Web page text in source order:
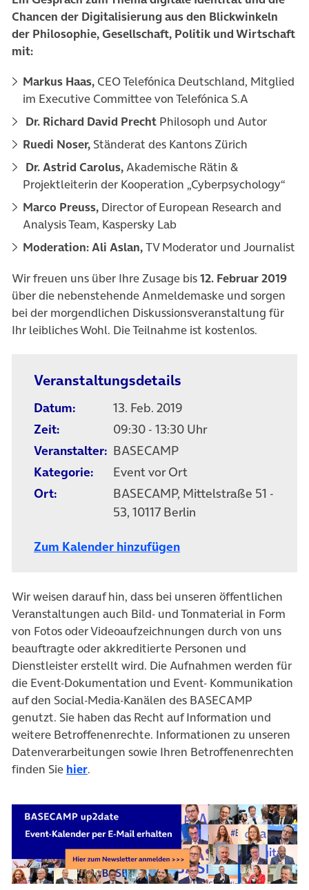
Chancen der Digitalisierung aus den Blickwinkeln
der Philosophie, Gesellschaft, Politik und Wirtschaft
mit:
Markus Haas, CEO Telefónica Deutschland, Mitglied
im Executive Committee von Telefónica S.A
Dr. Richard David Precht Philosoph und Autor
Ruedi Noser, Ständerat des Kantons Zürich
Dr. Astrid Carolus,Akademische Rätin &
Projektleiterin der Kooperation „Cyberpsychology“
Marco Preuss, Director of European Research and
Analysis Team, Kaspersky Lab
Moderation: Ali Aslan,TV Moderator und Journalist
Wir freuen uns über Ihre Zusage bis12. Februar 2019
über die nebenstehende Anmeldemaske und sorgen
bei der morgendlichen Diskussionsveranstaltung für
Ihr leibliches Wohl. Die Teilnahme ist kostenlos.
Veranstaltungsdetails
Datum:
13. Feb. 2019
Zeit:
09:30 - 13:30 Uhr
Veranstalter: BASECAMP
Kategorie:
Event vor Ort
Ort:
BASECAMP, Mittelstraße 51 -
53, 10117 Berlin
Zum Kalender hinzufügen
Wir weisen darauf hin, dass bei unseren öffentlichen
Veranstaltungen auch Bild- und Tonmaterial in Form
von Fotos oder Videoaufzeichnungen durch von uns
beauftragte oder akkreditierte Personen und
Dienstleister erstellt wird. Die Aufnahmen werden für
die Event-Dokumentation und Event- Kommunikation
auf den Social-Media-Kanälen des BASECAMP
genutzt. Sie haben das Recht auf Information und
weitere Betroffenenrechte. Informationen zu unseren
Datenverarbeitungen sowie Ihren Betroffenenrechten
finden Sie hier.